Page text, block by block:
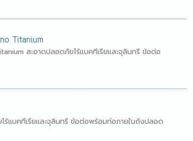
Titanium
สะอาดปลอดภัยไร้แบคทีเรียและจุลินทรี ข้อต่อ
ร้แบคทีเรียและจุลินทรี ข้อต่อพร้อมท่อภายในถังปลอด